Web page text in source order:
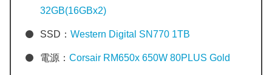
32GB(16GBx2)
SSD： Western Digital SN770 1TB
電源： Corsair RM650x 650W 80PLUS Gold